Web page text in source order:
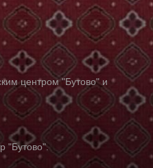
центром "Бутово" и
"Бутово".